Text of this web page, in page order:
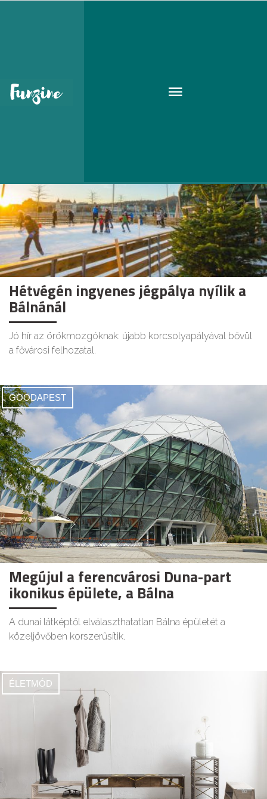
Hétvégén ingyenes jégpálya nyílik a
Bálnánál
Jó hír az örökmozgóknak: újabb korcsolyapályával bővül
a fővárosi felhozatal.
GOODAPEST
Megújul a ferencvárosi Duna-part
ikonikus épülete, a Bálna
A dunai látképtől elválaszthatatlan Bálna épületét a
közeljövőben korszerűsítik.
ÉLETMÓD